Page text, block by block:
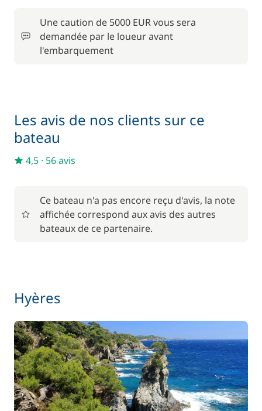
Nuit à bord la veille de l'embarquement
Skipper (repas non inclus)
Une caution de 5000 EUR vous sera
demandée par le loueur avant
l'embarquement
Les avis de nos clients sur ce
bateau
4,5 · 56 avis
Ce bateau n'a pas encore reçu d'avis, la note
affichée correspond aux avis des autres
bateaux de ce partenaire.
Hyères